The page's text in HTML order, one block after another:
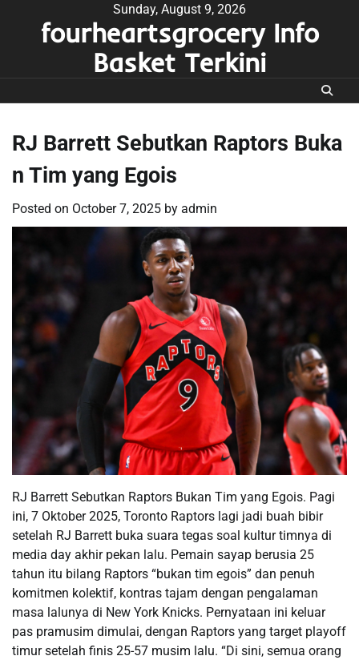
Sunday, August 9, 2026
fourheartsgrocery Info
Basket Terkini
RJ Barrett Sebutkan Raptors Buka
n Tim yang Egois
Posted on October 7, 2025 by admin
RJ Barrett Sebutkan Raptors Bukan Tim yang Egois. Pagi
ini, 7 Oktober 2025, Toronto Raptors lagi jadi buah bibir
setelah RJ Barrett buka suara tegas soal kultur timnya di
media day akhir pekan lalu. Pemain sayap berusia 25
tahun itu bilang Raptors “bukan tim egois” dan penuh
komitmen kolektif, kontras tajam dengan pengalaman
masa lalunya di New York Knicks. Pernyataan ini keluar
pas pramusim dimulai, dengan Raptors yang target playoff
timur setelah finis 25-57 musim lalu. “Di sini, semua orang